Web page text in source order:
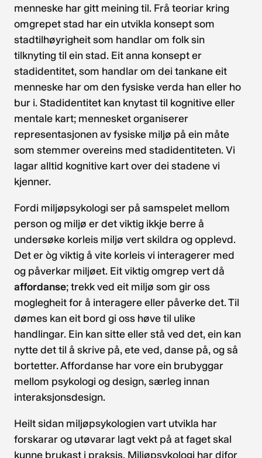
menneske har gitt meining til. Frå teoriar kring
omgrepet stad har ein utvikla konsept som
stadtilhøyrigheit som handlar om folk sin
tilknyting til ein stad. Eit anna konsept er
stadidentitet, som handlar om dei tankane eit
menneske har om den fysiske verda han eller ho
bur i. Stadidentitet kan knytast til kognitive eller
mentale kart; mennesket organiserer
representasjonen av fysiske miljø på ein måte
som stemmer overeins med stadidentiteten. Vi
lagar alltid kognitive kart over dei stadene vi
kjenner.
Fordi miljøpsykologi ser på samspelet mellom
person og miljø er det viktig ikkje berre å
undersøke korleis miljø vert skildra og opplevd.
Det er òg viktig å vite korleis vi interagerer med
og påverkar miljøet. Eit viktig omgrep vert då
affordanse; trekk ved eit miljø som gir oss
moglegheit for å interagere eller påverke det. Til
dømes kan eit bord gi oss høve til ulike
handlingar. Ein kan sitte eller stå ved det, ein kan
nytte det til å skrive på, ete ved, danse på, og så
bortetter. Affordanse har vore ein brubyggar
mellom psykologi og design, særleg innan
interaksjonsdesign.
Heilt sidan miljøpsykologien vart utvikla har
forskarar og utøvarar lagt vekt på at faget skal
kunne brukast i praksis. Miljøpsykologi har difor